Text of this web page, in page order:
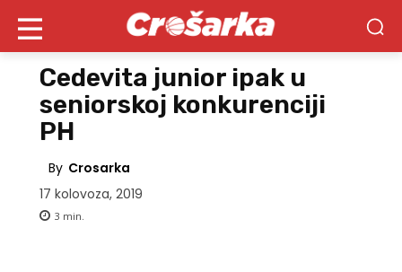
Cedevita junior ipak u
seniorskoj konkurenciji
PH
By Crosarka
17 kolovoza, 2019
3 min.